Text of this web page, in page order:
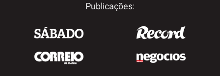
Publicações: